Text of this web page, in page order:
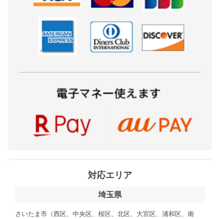
対応エリア
埼玉県
さいたま市（西区、中央区、桜区、北区、大宮区、浦和区、南